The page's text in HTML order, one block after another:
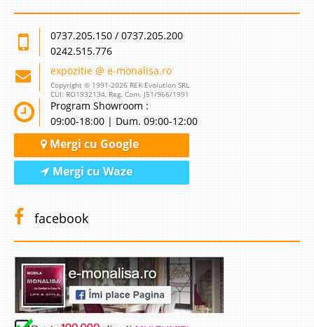
0737.205.150 / 0737.205.200
0242.515.776
expozitie @ e-monalisa.ro
Copyright © 1991-2026 REK Evolution SRL
CUI: RO1932134, Reg. Com. J51/966/1991
Program Showroom :
09:00-18:00 | Dum. 09:00-12:00
Mergi cu Google
Mergi cu Waze
facebook